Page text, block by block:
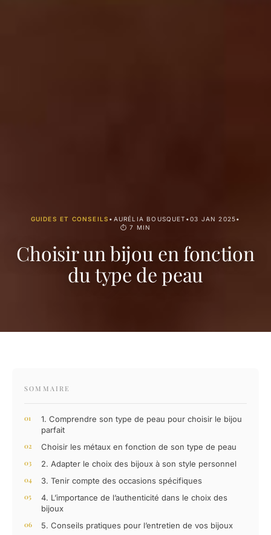
GUIDES ET CONSEILS • AURÉLIA BOUSQUET •03 JAN 2025•
⏱ 7 MIN
Choisir un bijou en fonction
du type de peau
SOMMAIRE
1. Comprendre son type de peau pour choisir le bijou
parfait
Choisir les métaux en fonction de son type de peau
2. Adapter le choix des bijoux à son style personnel
3. Tenir compte des occasions spécifiques
4. L’importance de l’authenticité dans le choix des
bijoux
5. Conseils pratiques pour l’entretien de vos bijoux